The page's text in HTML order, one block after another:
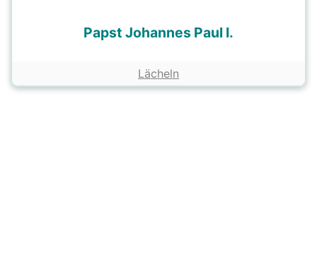
Papst Johannes Paul I.
Lächeln